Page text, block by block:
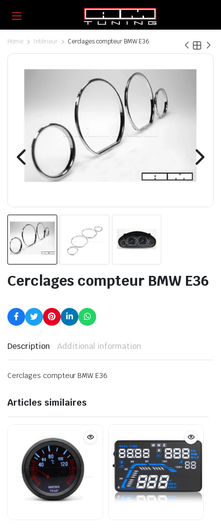
Home Intérieur Cerclages compteur BMW E36
Cerclages compteur BMW E36
Description Additional information
Cerclages compteur BMW E36
Articles similaires